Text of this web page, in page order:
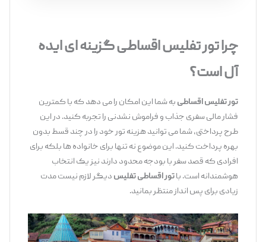
چرا تور تفلیس اقساطی گزینه ‌ای ایده
‌آل است؟
تور تفلیس اقساطیبه شما این امکان را می ‌دهد که با کمترین
فشار مالی سفری جذاب و فراموش ‌نشدنی را تجربه کنید. در این
طرح پرداختی، شما می‌ توانید هزینه تور خود را در چند قسط بدون
بهره پرداخت کنید. این موضوع نه تنها برای خانواده ‌ها بلکه برای
افرادی که قصد سفر با بودجه محدود دارند نیز یک انتخاب
هوشمندانه است. باتور اقساطی تفلیسدیگر لازم نیست مدت
زیادی برای پس ‌انداز منتظر بمانید.